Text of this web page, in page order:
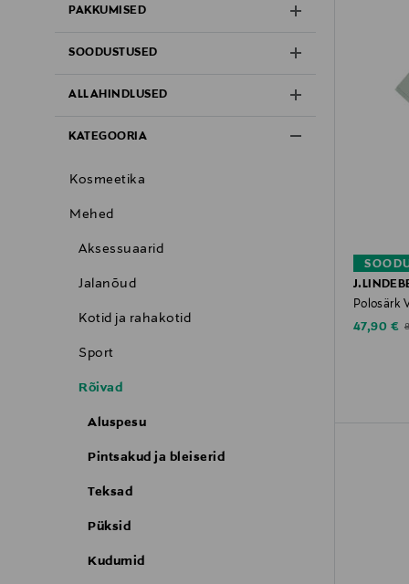
PAKKUMISED
SOODUSTUSED
ALLAHINDLUSED
KATEGOORIA
Kosmeetika
Mehed
Aksessuaarid
Jalanõud
Kotid ja rahakotid
Sport
Rõivad
Aluspesu
Pintsakud ja bleiserid
Teksad
Püksid
Kudumid
Polosärk
47,90 €